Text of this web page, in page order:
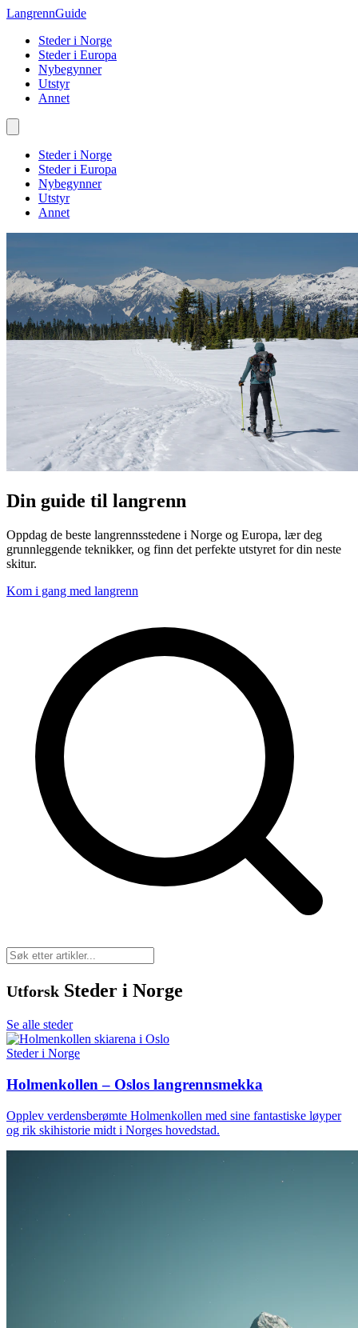
LangrennGuide
Steder i Norge
Steder i Europa
Nybegynner
Utstyr
Annet
Steder i Norge
Steder i Europa
Nybegynner
Utstyr
Annet
Din guide til langrenn
Oppdag de beste langrennsstedene i Norge og Europa, lær deg
grunnleggende teknikker, og finn det perfekte utstyret for din neste
skitur.
Kom i gang med langrenn
Utforsk Steder i Norge
Se alle steder
Steder i Norge
Holmenkollen – Oslos langrennsmekka
Opplev verdensberømte Holmenkollen med sine fantastiske løyper
og rik skihistorie midt i Norges hovedstad.